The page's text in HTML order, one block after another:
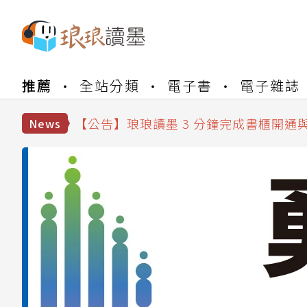
推薦 全站分類 電子書 電子雜誌
News
【公告】琅琅書店服務升級重要說明及
【公告】琅琅讀墨書櫃開通常見問題
【公告】琅琅書店服務升級重要說明及